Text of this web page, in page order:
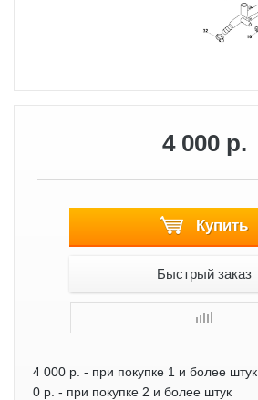
4 000 р.
Купить
Быстрый заказ
4 000 р. - при покупке 1 и более штук
0 р. - при покупке 2 и более штук